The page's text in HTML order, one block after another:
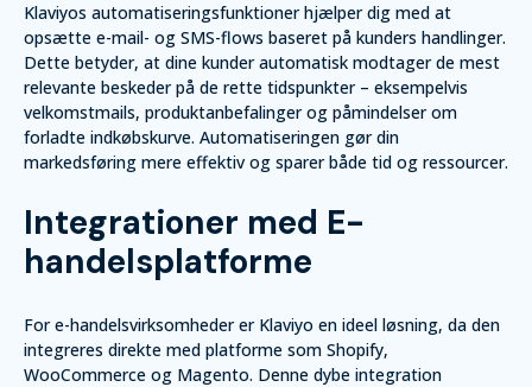
Klaviyos automatiseringsfunktioner hjælper dig med at
opsætte e-mail- og SMS-flows baseret på kunders handlinger.
Dette betyder, at dine kunder automatisk modtager de mest
relevante beskeder på de rette tidspunkter – eksempelvis
velkomstmails, produktanbefalinger og påmindelser om
forladte indkøbskurve. Automatiseringen gør din
markedsføring mere effektiv og sparer både tid og ressourcer.
Integrationer med E-
handelsplatforme
For e-handelsvirksomheder er Klaviyo en ideel løsning, da den
integreres direkte med platforme som Shopify,
WooCommerce og Magento. Denne dybe integration